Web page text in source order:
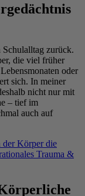
Schulalltag zurück.
die viel früher
oder
sich. In meiner
nicht nur mit
– tief im
auch auf
der Körper die
Trauma &